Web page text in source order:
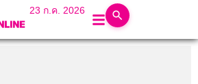
23 ก.ค. 2026